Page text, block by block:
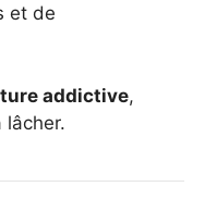
et de
addictive,
lâcher.